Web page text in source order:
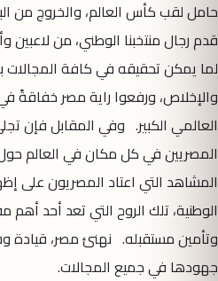
حامل لقب كأس العالم، والخروج
قدم رجال منتخبنا الوطني، من لاعبين
لما يمكن تحقيقه في كافة المجالات
والإخلاص، ورفعوا راية مصر خفاقةً
العالمي الكبير. وفي المقابل فإن
المصريين في كل مكان في العالم
المشاهد التي اعتاد المصريون على
الوطنية، تلك الروح التي تعد أحد
وتأمين مستقبله. نهنئ مصر، قيادة
جهودها في جميع المجالات.